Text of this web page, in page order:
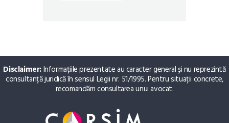
Disclaimer:Informațiile prezentate au caracter general și nu reprezintă
consultanță juridică în sensul Legii nr. 51/1995. Pentru situații concrete,
recomandăm consultarea unui avocat.